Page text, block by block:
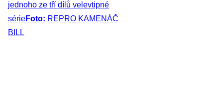
jednoho ze tří dílů velevtipné
sérieFoto: REPRO KAMENÁČ
BILL